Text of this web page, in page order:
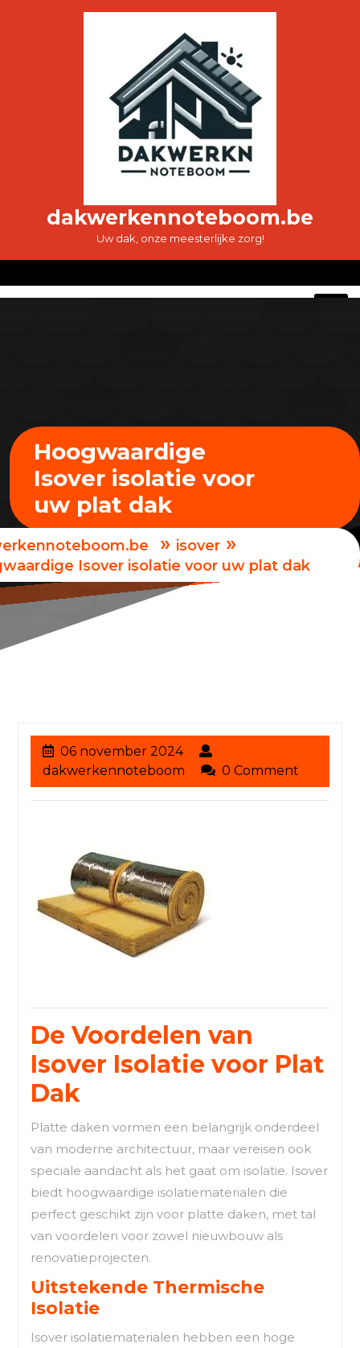
dakwerkennoteboom.be
Uw dak, onze meesterlijke zorg!
Hoogwaardige
Isover isolatie voor
uw plat dak
» isover »
Isover isolatie voor uw plat dak
06 november 202406
november
2024
dakwerkennoteboom dakwerkennoteboom
0 Comment
De Voordelen van
Isover Isolatie voor Plat
Dak
Platte daken vormen een belangrijk onderdeel
van moderne architectuur, maar vereisen ook
speciale aandacht als het gaat om isolatie. Isover
biedt hoogwaardige isolatiematerialen die
perfect geschikt zijn voor platte daken, met tal
van voordelen voor zowel nieuwbouw als
renovatieprojecten.
Uitstekende Thermische
Isolatie
Isover isolatiematerialen hebben een hoge